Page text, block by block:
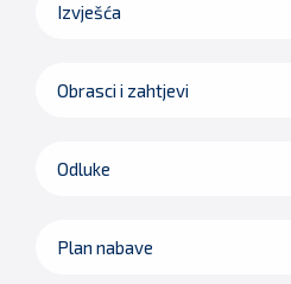
Izvješća
Obrasci i zahtjevi
Odluke
Plan nabave